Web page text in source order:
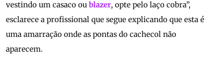
vestindo um casaco ou blazer, opte pelo laço cobra”,
esclarece a profissional que segue explicando que esta é
uma amarração onde as pontas do cachecol não
aparecem.